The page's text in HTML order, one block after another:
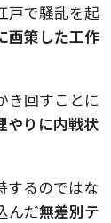
戸で騒乱を起
画策した工作
き回すことに
やりに内戦状
するのではな
んだ無差別テ